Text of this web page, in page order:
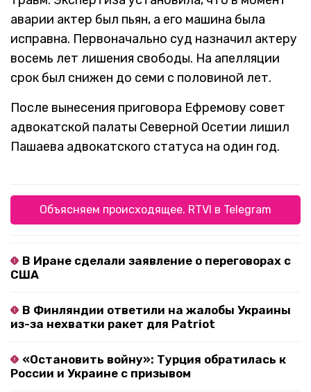
аварии актер был пьян, а его машина была
исправна. Первоначально суд назначил актеру
восемь лет лишения свободы. На апелляции
срок был снижен до семи с половиной лет.
После вынесения приговора Ефремову совет
адвокатской палаты Северной Осетии лишил
Пашаева адвокатского статуса на один год.
Объясняем происходящее. RTVI в Telegram
В Иране сделали заявление о переговорах с
США
В Финляндии ответили на жалобы Украины
из-за нехватки ракет для Patriot
«Остановить войну»: Турция обратилась к
России и Украине с призывом